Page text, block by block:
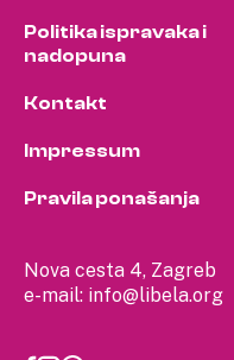
Nova cesta 4, Zagreb
e-mail: info@libela.org
Politika ispravaka i
nadopuna
Kontakt
Impressum
Pravila ponašanja